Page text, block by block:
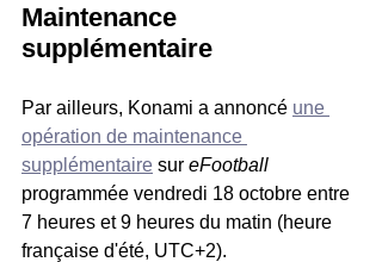
Maintenance
supplémentaire
Par ailleurs, Konami a annoncé une
opération de maintenance
supplémentaire sur eFootball
programmée vendredi 18 octobre entre
7 heures et 9 heures du matin (heure
française d'été, UTC+2).